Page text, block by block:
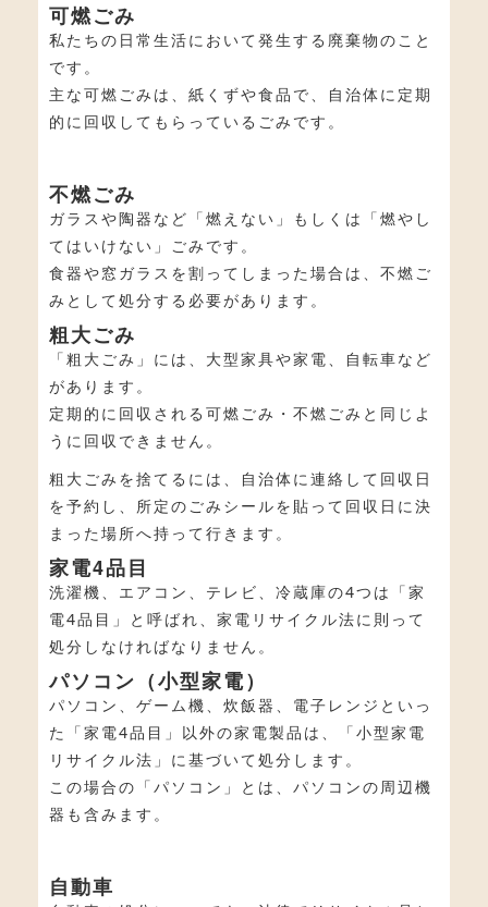
可燃ごみ
私たちの日常生活において発生する廃棄物のこと
です。
主な可燃ごみは、紙くずや食品で、自治体に定期
的に回収してもらっているごみです。
不燃ごみ
ガラスや陶器など「燃えない」もしくは「燃やし
てはいけない」ごみです。
食器や窓ガラスを割ってしまった場合は、不燃ご
みとして処分する必要があります。
粗大ごみ
「粗大ごみ」には、大型家具や家電、自転車など
があります。
定期的に回収される可燃ごみ・不燃ごみと同じよ
うに回収できません。
粗大ごみを捨てるには、自治体に連絡して回収日
を予約し、所定のごみシールを貼って回収日に決
まった場所へ持って行きます。
家電4品目
洗濯機、エアコン、テレビ、冷蔵庫の4つは「家
電4品目」と呼ばれ、家電リサイクル法に則って
処分しなければなりません。
パソコン（小型家電）
パソコン、ゲーム機、炊飯器、電子レンジといっ
た「家電4品目」以外の家電製品は、「小型家電
リサイクル法」に基づいて処分します。
この場合の「パソコン」とは、パソコンの周辺機
器も含みます。
自動車